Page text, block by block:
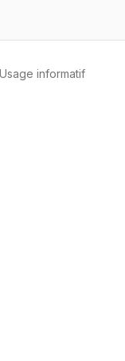
informatif